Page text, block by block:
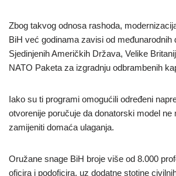
Zbog takvog odnosa rashoda,
BiH već godinama zavisi od međunarodnih
Sjedinjenih Američkih Država, Velike
NATO Paketa za izgradnju odbrambenih
Iako su ti programi omogućili određeni
otvorenije poručuje da donatorski model ne
zamijeniti domaća ulaganja.
Oružane snage BiH broje više od 8.000
oficira i podoficira, uz dodatne stotine